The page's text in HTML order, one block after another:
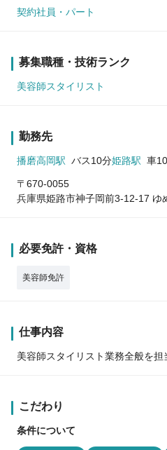
契約社員・パート
募集職種・技術ランク
美容師スタイリスト
勤務先
播磨高岡駅 バス10分姫路駅 車
〒670-0055
兵庫県姫路市神子岡前3-12-17 ゆ
必要免許・資格
美容師免許
仕事内容
美容師スタイリスト業務全般を担
こだわり
条件について